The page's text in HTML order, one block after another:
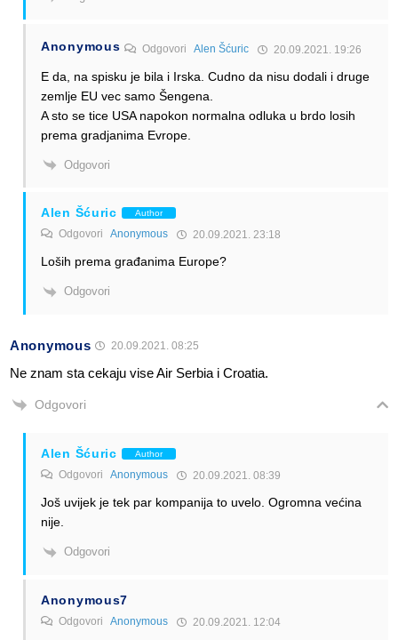
Anonymous OdgovoriAlen Šćuric 20.09.2021. 19:26
E da, na spisku je bila i Irska. Cudno da nisu dodali i druge
zemlje EU vec samo Šengena.
A sto se tice USA napokon normalna odluka u brdo losih
prema gradjanima Evrope.
Odgovori
Alen Šćuric Author
Odgovori Anonymous 20.09.2021. 23:18
Loših prema građanima Europe?
Odgovori
Anonymous 20.09.2021. 08:25
Ne znam sta cekaju vise Air Serbia i Croatia.
Odgovori
Alen Šćuric Author
Odgovori Anonymous 20.09.2021. 08:39
Još uvijek je tek par kompanija to uvelo. Ogromna većina
nije.
Odgovori
Anonymous7
Odgovori Anonymous 20.09.2021. 12:04